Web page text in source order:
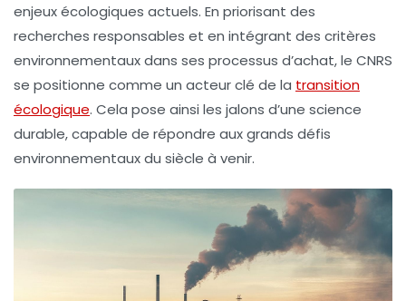
enjeux écologiques actuels. En priorisant des
recherches responsables et en intégrant des critères
environnementaux dans ses processus d’achat, le CNRS
se positionne comme un acteur clé de la transition
écologique. Cela pose ainsi les jalons d’une science
durable, capable de répondre aux grands défis
environnementaux du siècle à venir.